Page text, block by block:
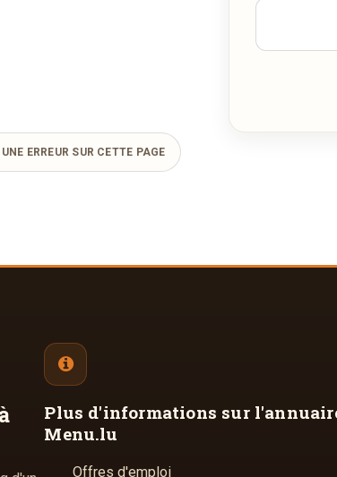
ERREUR SUR CETTE PAGE
Plus d'informations sur
Menu.lu
Offres d'emploi